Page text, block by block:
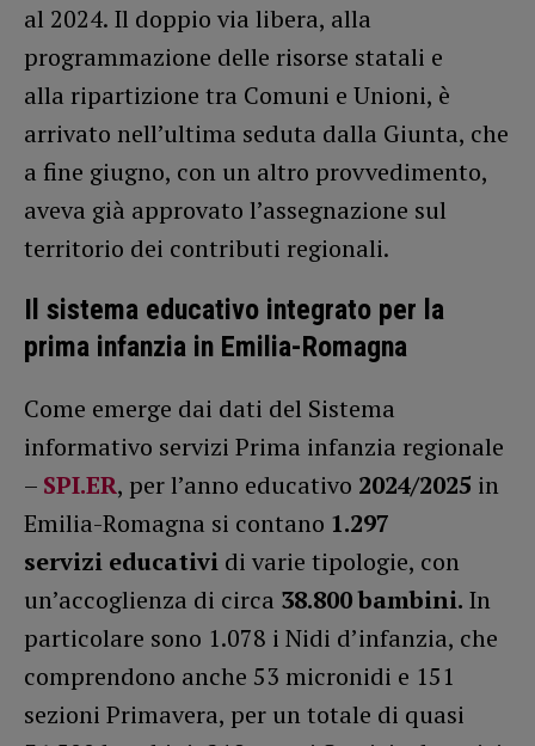
al 2024. Il doppio via libera, alla
programmazione delle risorse statali e
alla ripartizione tra Comuni e Unioni, è
arrivato nell’ultima seduta dalla Giunta, che
a fine giugno, con un altro provvedimento,
aveva già approvato l’assegnazione sul
territorio dei contributi regionali.
Il sistema educativo integrato per la
prima infanzia in Emilia-Romagna
Come emerge dai dati del Sistema
informativo servizi Prima infanzia regionale
– SPI.ER, per l’anno educativo 2024/2025 in
Emilia-Romagna si contano 1.297
servizi educativi di varie tipologie, con
un’accoglienza di circa 38.800 bambini. In
particolare sono 1.078 i Nidi d’infanzia, che
comprendono anche 53 micronidi e 151
sezioni Primavera, per un totale di quasi